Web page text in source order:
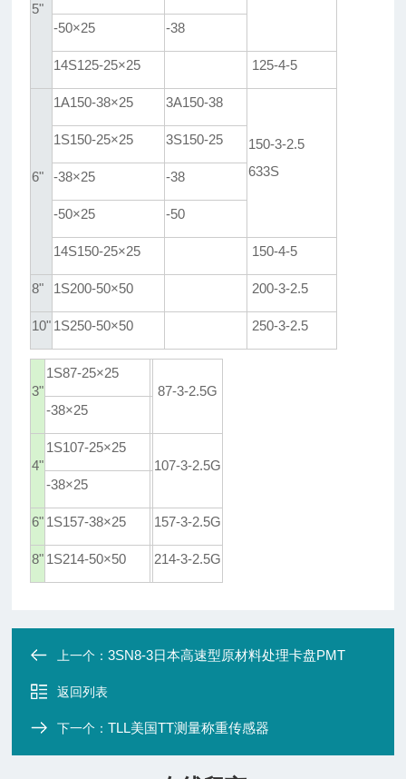
5"
-50×25 -38
14S125-25×25 125-4-5
6"
1A150-38×25 3A150-38
150-3-2.5
633S
1S150-25×25 3S150-25
-38×25 -38
-50×25 -50
14S150-25×25 150-4-5
8" 1S200-50×50 200-3-2.5
10" 1S250-50×50 250-3-2.5
3"
1S87-25×25
87-3-2.5G
-38×25
4"
1S107-25×25
107-3-2.5G
-38×25
6" 1S157-38×25 157-3-2.5G
8" 1S214-50×50 214-3-2.5G
上一个：3SN8-3日本高速型原材料处理卡盘PMT
返回列表
下一个：TLL美国TT测量称重传感器